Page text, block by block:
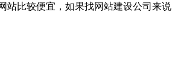
比较便宜，如果找网站建设公司来